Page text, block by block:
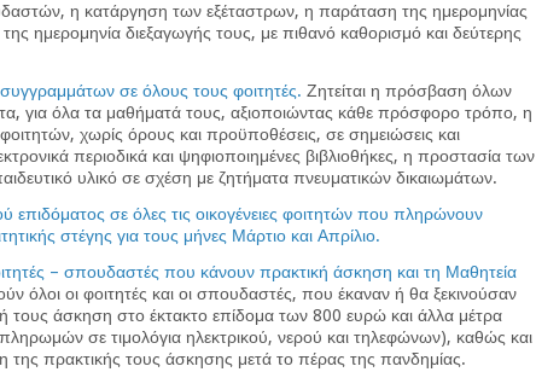
η κατάργηση των εξέταστρων, η παράταση της ημερομηνίας
ημερομηνία διεξαγωγής τους, με πιθανό καθορισμό και δεύτερης
σε όλους τους φοιτητές. Ζητείται η πρόσβαση όλων
για όλα τα μαθήματά τους, αξιοποιώντας κάθε πρόσφορο τρόπο, η
χωρίς όρους και προϋποθέσεις, σε σημειώσεις και
περιοδικά και ψηφιοποιημένες βιβλιοθήκες, η προστασία των
υλικό σε σχέση με ζητήματα πνευματικών δικαιωμάτων.
επιδόματος σε όλες τις οικογένειες φοιτητών που πληρώνουν
στέγης για τους μήνες Μάρτιο και Απρίλιο.
– σπουδαστές που κάνουν πρακτική άσκηση και τη Μαθητεία
όλοι οι φοιτητές και οι σπουδαστές, που έκαναν ή θα ξεκινούσαν
τους άσκηση στο έκτακτο επίδομα των 800 ευρώ και άλλα μέτρα
σε τιμολόγια ηλεκτρικού, νερού και τηλεφώνων), καθώς και
της πρακτικής τους άσκησης μετά το πέρας της πανδημίας.